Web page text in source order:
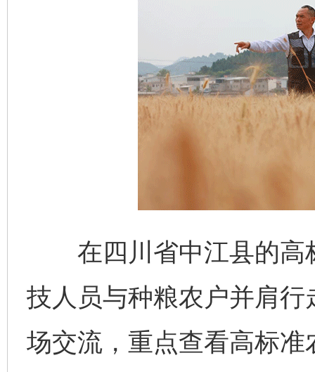
在四川省中江县的高
技人员与种粮农户并肩
场交流，重点查看高标